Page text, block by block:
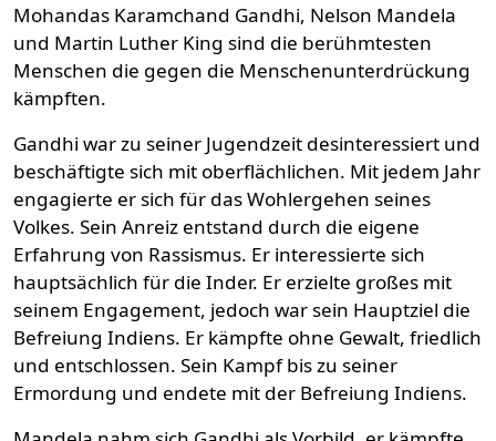
Mohandas Karamchand Gandhi, Nelson Mandela
und Martin Luther King sind die berühmtesten
Menschen die gegen die Menschenunterdrückung
kämpften.
Gandhi war zu seiner Jugendzeit desinteressiert und
beschäftigte sich mit oberflächlichen. Mit jedem Jahr
engagierte er sich für das Wohlergehen seines
Volkes. Sein Anreiz entstand durch die eigene
Erfahrung von Rassismus. Er interessierte sich
hauptsächlich für die Inder. Er erzielte großes mit
seinem Engagement, jedoch war sein Hauptziel die
Befreiung Indiens. Er kämpfte ohne Gewalt, friedlich
und entschlossen. Sein Kampf bis zu seiner
Ermordung und endete mit der Befreiung Indiens.